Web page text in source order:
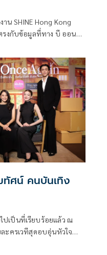
น SHINE Hong Kong
รงกับข้อมูลที่ทาง บี ออน
มากมาย ล่าสุดทางค่ายได้
ล่าวที่เกิดขึ้น
ศน์ คนบันเทิง
เป็นที่เรียบร้อยแล้ว ณ